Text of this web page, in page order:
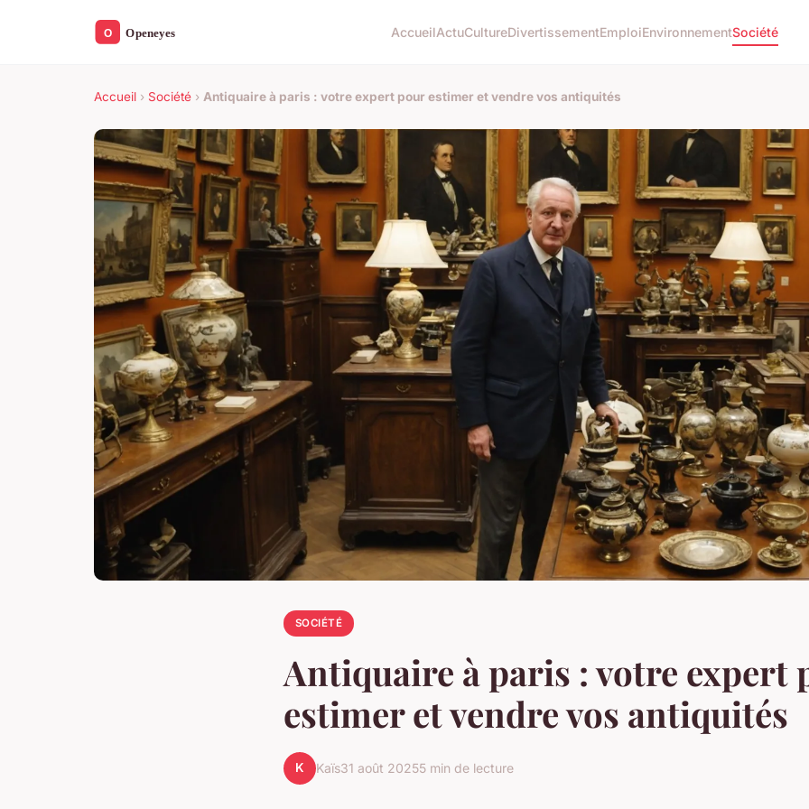
AccueilActuCultureDivertissementEmploiEnvironnementSociété
Accueil › Société › Antiquaire à paris : votre expert pour estimer et vendre vos antiquités
SOCIÉTÉ
Antiquaire à paris : votre expert
estimer et vendre vos antiquités
K Kaïs31 août 20255 min de lecture